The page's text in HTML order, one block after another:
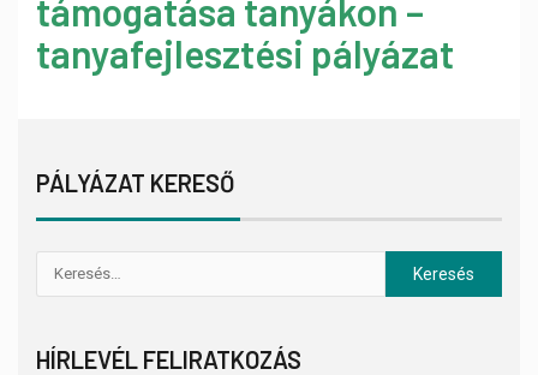
támogatása tanyákon –
tanyafejlesztési pályázat
PÁLYÁZAT KERESŐ
HÍRLEVÉL FELIRATKOZÁS